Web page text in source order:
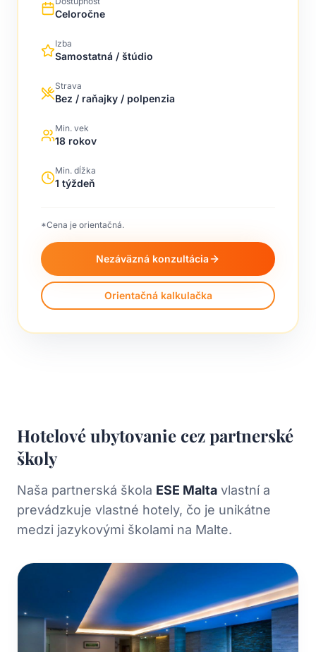
Celoročne
Izba
Samostatná / štúdio
Strava
Bez / raňajky / polpenzia
Min. vek
18 rokov
Min. dĺžka
1 týždeň
*Cena je orientačná.
Nezáväzná konzultácia
Orientačná kalkulačka
Hotelové ubytovanie cez partnerské
školy
Naša partnerská škola ESE Malta vlastní a
prevádzkuje vlastné hotely, čo je unikátne
medzi jazykovými školami na Malte.